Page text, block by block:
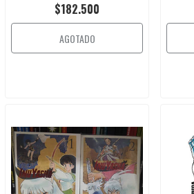
$182.500
AGOTADO